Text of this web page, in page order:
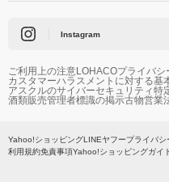
Instagram
ご利用上の注意LOHACOプライバシ
カスタマーハラスメントに対する基
アスクルのサイバーセキュリティ特
酒類販売管理者標識の掲示古物営業
Yahoo!ショッピングLINEヤフープライバシ
利用規約免責事項Yahoo!ショッピングガイ